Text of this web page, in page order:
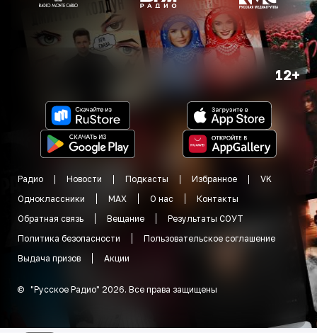
12+
Радио Новости Подкасты Избранное
VK
Одноклассники
MAX О нас
Контакты
Обратная связь
Вещание
Результаты СОУТ
Политика безопасности
Пользовательское соглашение
Выдача призов
Акции
© "Русское Радио" 2026. Все права защищены